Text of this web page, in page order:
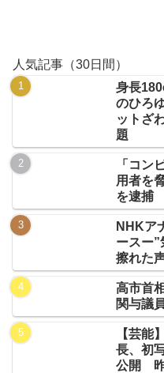
人気記事（30日間）
身長
のひろ
ットざ
題
「コン
用者を
を逮捕
NHKア
ースー
擦れた
高市首
関与議
【芸能
長、初
公開 昨